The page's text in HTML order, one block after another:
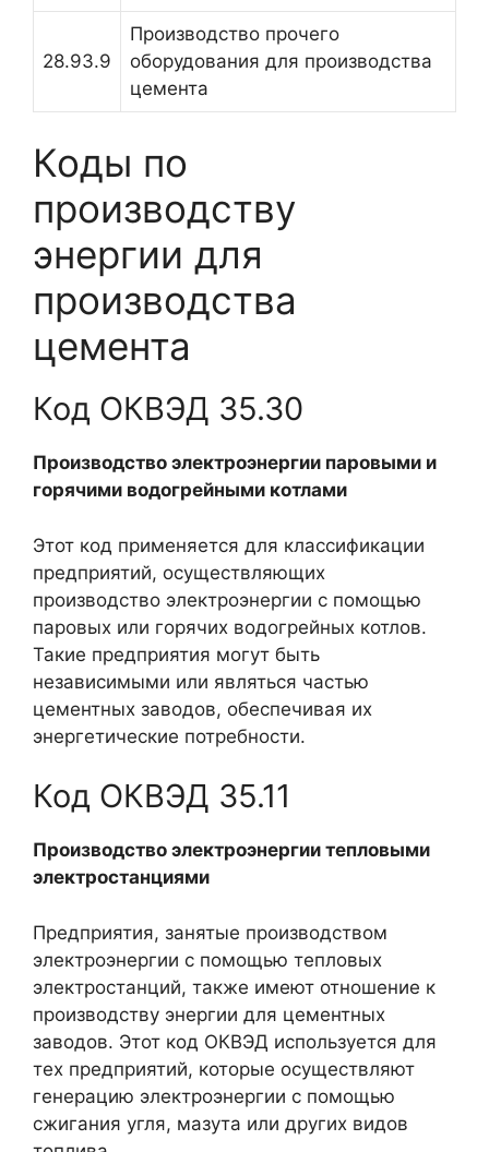
28.93.9
Производство прочего
оборудования для производства
цемента
Коды по
производству
энергии для
производства
цемента
Код ОКВЭД 35.30
Производство электроэнергии паровыми и
горячими водогрейными котлами
Этот код применяется для классификации
предприятий, осуществляющих
производство электроэнергии с помощью
паровых или горячих водогрейных котлов.
Такие предприятия могут быть
независимыми или являться частью
цементных заводов, обеспечивая их
энергетические потребности.
Код ОКВЭД 35.11
Производство электроэнергии тепловыми
электростанциями
Предприятия, занятые производством
электроэнергии с помощью тепловых
электростанций, также имеют отношение к
производству энергии для цементных
заводов. Этот код ОКВЭД используется для
тех предприятий, которые осуществляют
генерацию электроэнергии с помощью
сжигания угля, мазута или других видов